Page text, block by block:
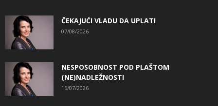
ČEKAJUĆI VLADU DA UPLATI
07/08/2026
NESPOSOBNOST POD PLAŠTOM
(NE)NADLEŽNOSTI
16/07/2026